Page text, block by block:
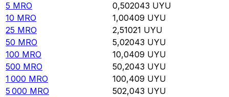
5 MRO 0,502043 UYU
10 MRO 1,00409 UYU
25 MRO 2,51021 UYU
50 MRO 5,02043 UYU
100 MRO 10,0409 UYU
500 MRO 50,2043 UYU
1 000 MRO 100,409 UYU
5 000 MRO 502,043 UYU